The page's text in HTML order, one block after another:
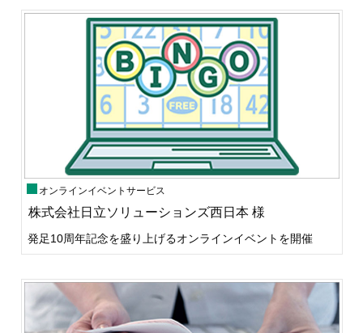
オンラインイベントサービス
株式会社日立ソリューションズ西日本 様
発足10周年記念を盛り上げるオンラインイベントを開催